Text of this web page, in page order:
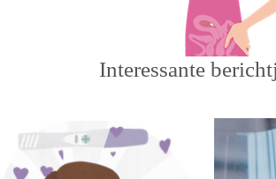
Interessante